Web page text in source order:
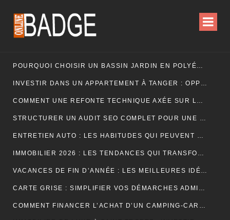
POURQUOI CHOISIR UN BASSIN JARDIN EN POLYÉTHYLÈNE FERME ?
INVESTIR DANS UN APPARTEMENT À TANGER : OPPORTUNITÉS ET POINTS ESSENTIELS À CONNAÎTRE
COMMENT UNE REFONTE TECHNIQUE AXÉE SUR LES SIGNAUX WEB ESSENTIELS A BOOSTÉ LES VENTES D’UNE BOUTIQUE EN LIGNE
STRUCTURER UN AUDIT SEO COMPLET POUR UNE PLATEFORME E-COMMERCE INTERNATIONALE
ENTRETIEN AUTO : LES HABITUDES QUI PEUVENT PROLONGER LA VIE DE VOTRE VÉHICULE
IMMOBILIER 2026 : LES TENDANCES QUI TRANSFORMENT LE MARCHÉ DE LA LOCATION
VACANCES DE FIN D’ANNÉE : LES MEILLEURES IDÉES POUR CÉLÉBRER LES FÊTES
CARTE GRISE : SIMPLIFIER VOS DÉMARCHES ADMINISTRATIVES
COMMENT FINANCER L’ACHAT D’UN CAMPING-CAR : CRÉDIT, LEASING OU PAIEMENT COMPTANT ?